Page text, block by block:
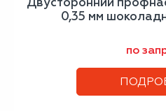
0,35 мм
по